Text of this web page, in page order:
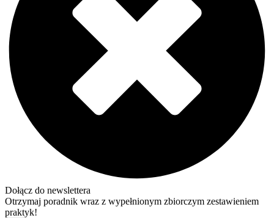
Dołącz do newslettera
Otrzymaj poradnik wraz z wypełnionym zbiorczym zestawieniem
praktyk!